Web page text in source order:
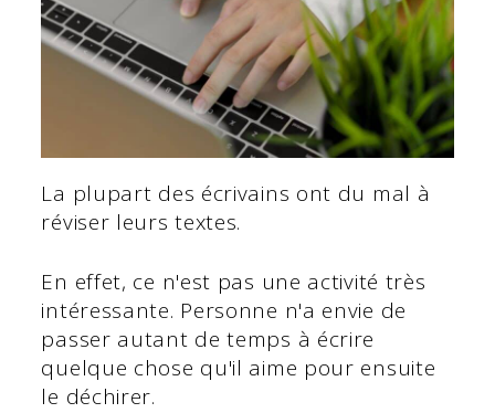
La plupart des écrivains ont du mal à
réviser leurs textes.
En effet, ce n'est pas une activité très
intéressante. Personne n'a envie de
passer autant de temps à écrire
quelque chose qu'il aime pour ensuite
le déchirer.